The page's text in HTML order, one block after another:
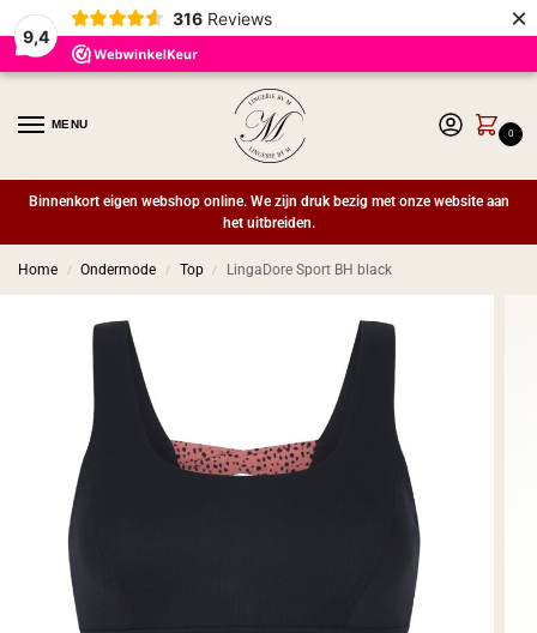
9,4
316 Reviews ×
MENU
0
Binnenkort eigen webshop online. We zijn druk bezig met onze website aan
het uitbreiden.
Home / Ondermode / Top / LingaDore Sport BH black